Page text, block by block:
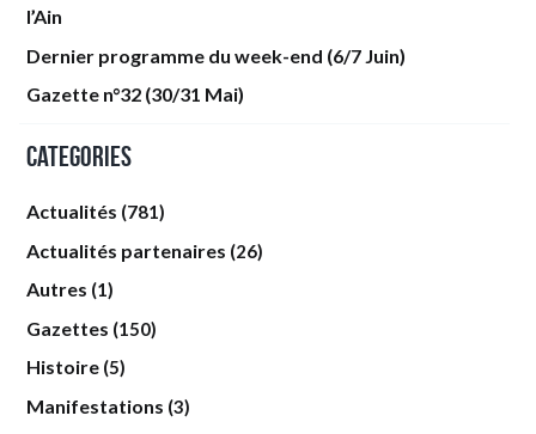
l’Ain
Dernier programme du week-end (6/7 Juin)
Gazette n°32 (30/31 Mai)
Categories
Actualités (781)
Actualités partenaires (26)
Autres (1)
Gazettes (150)
Histoire (5)
Manifestations (3)